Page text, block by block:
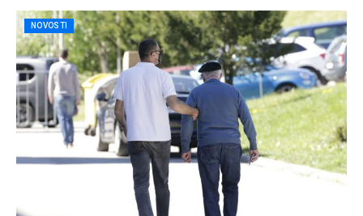
NOVOSTI